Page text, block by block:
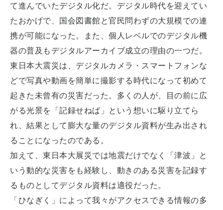
て進んでいたデジタル化だ。デジタル時代を迎えてい
たおかげで、国会図書館と官民問わずの大規模での連
携が可能になった。また、個人レベルでのデジタル機
器の普及もデジタルアーカイブ成立の理由の一つだ。
東日本大震災は、デジタルカメラ・スマートフォンな
どで写真や動画を簡単に撮影する時代になって初めて
起きた未曾有の災害だった。多くの人が、目の前に広
がる光景を「記録せねば」という想いに駆り立てら
れ、結果として膨大な量のデジタル資料が生み出され
ることになったのである。
加えて、東日本大展災では地震だけでなく「津波」と
いう動的な災害をも経験し、動きのある災害を記録す
るものとしてデジタル資料は適役だった。
「ひなぎく」によって我々がアクセスできる情報の多